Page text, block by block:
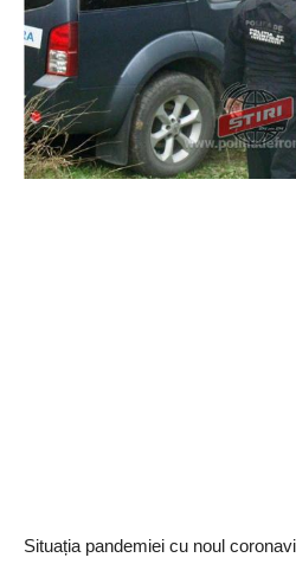
Situația pandemiei cu noul